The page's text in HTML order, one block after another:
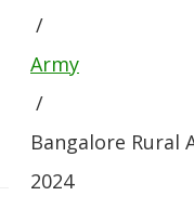
/
Army
/
Bangalore Rural
2024